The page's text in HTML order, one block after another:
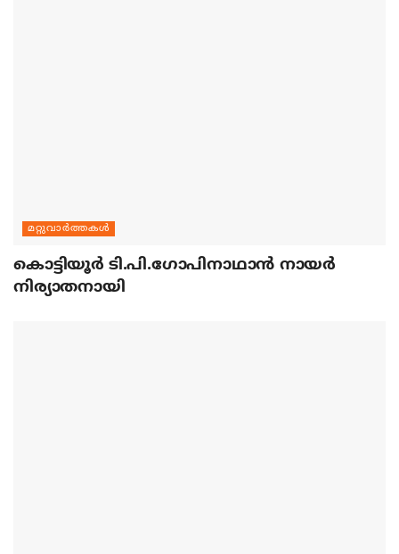
മറ്റുവാര്‍ത്തകള്‍
കൊട്ടിയൂര്‍ ടി.പി.ഗോപിനാഥാന്‍ നായര്‍
നിര്യാതനായി